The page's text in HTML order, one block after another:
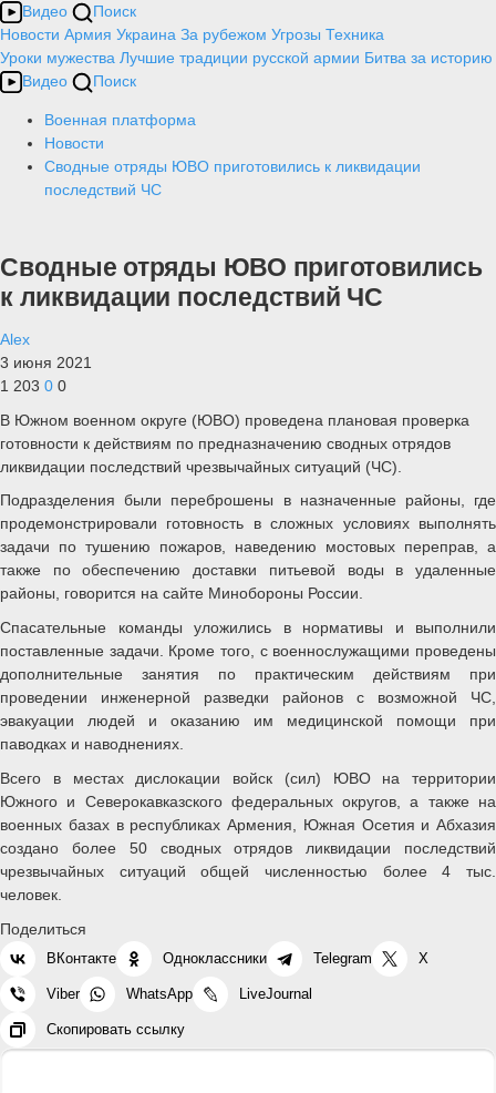
Видео
Поиск
Новости Армия Украина За рубежом Угрозы Техника
Уроки мужества Лучшие традиции русской армии Битва за историю
Видео
Поиск
Военная платформа
Новости
Сводные отряды ЮВО приготовились к ликвидации
последствий ЧС
Сводные отряды ЮВО приготовились
к ликвидации последствий ЧС
Alex
3 июня 2021
1 203 0 0
В Южном военном округе (ЮВО) проведена плановая проверка
готовности к действиям по предназначению сводных отрядов
ликвидации последствий чрезвычайных ситуаций (ЧС).
Подразделения были переброшены в назначенные районы, где
продемонстрировали готовность в сложных условиях выполнять
задачи по тушению пожаров, наведению мостовых переправ, а
также по обеспечению доставки питьевой воды в удаленные
районы, говорится на сайте Минобороны России.
Спасательные команды уложились в нормативы и выполнили
поставленные задачи. Кроме того, с военнослужащими проведены
дополнительные занятия по практическим действиям при
проведении инженерной разведки районов с возможной ЧС,
эвакуации людей и оказанию им медицинской помощи при
паводках и наводнениях.
Всего в местах дислокации войск (сил) ЮВО на территории
Южного и Северокавказского федеральных округов, а также на
военных базах в республиках Армения, Южная Осетия и Абхазия
создано более 50 сводных отрядов ликвидации последствий
чрезвычайных ситуаций общей численностью более 4 тыс.
человек.
Поделиться
ВКонтакте Одноклассники Telegram X
Viber WhatsApp LiveJournal
Скопировать ссылку